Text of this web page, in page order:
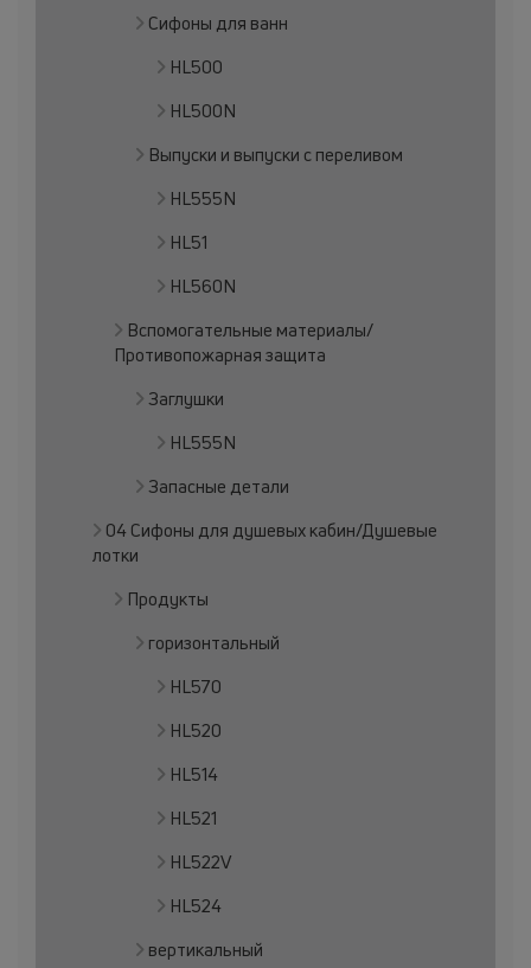
Сифоны для ванн
HL500
HL500N
Выпуски и выпуски с переливом
HL555N
HL51
HL560N
Вспомогательные материалы/
Противопожарная защита
Заглушки
HL555N
Запасные детали
04 Сифоны для душевых кабин/Душевые
лотки
Продукты
горизонтальный
HL570
HL520
HL514
HL521
HL522V
HL524
вертикальный